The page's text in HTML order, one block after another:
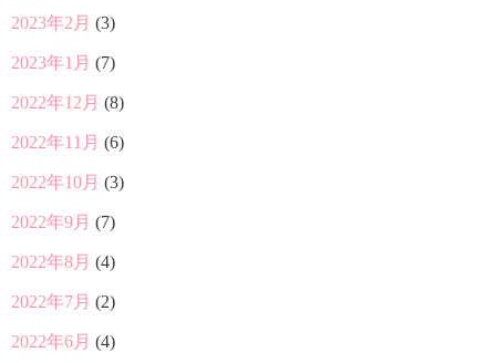
2023年2月 (3)
2023年1月 (7)
2022年12月 (8)
2022年11月 (6)
2022年10月 (3)
2022年9月 (7)
2022年8月 (4)
2022年7月 (2)
2022年6月 (4)